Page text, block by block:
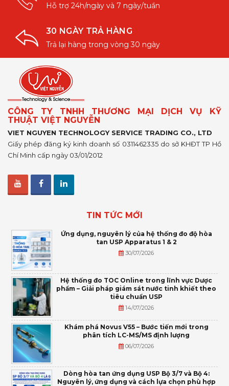
Hỗ trợ 24h/ngày và 7 ngày/tuần
30 NGÀY TRẢ HÀNG
Trả lại hàng trong vòng 30 ngày
CÔNG TY TNHH THƯƠNG MẠI DỊCH VỤ KỸ
THUẬT VIỆT NGUYỄN
VIET NGUYEN TECHNOLOGY SERVICE TRADING CO., LTD
Giấy phép đăng ký kinh doanh số 0311462335 do sở KHĐT TP Hồ
Chí Minh cấp ngày 03/01/2012
TIN TỨC MỚI
Ứng dụng, nguyên lý của hệ thống đo độ hòa
tan USP Apparatus 1 & 2
30/07/2026
Hệ thống đo TOC Online trong lĩnh vực Dược
phẩm – Giải pháp giám sát nước tinh khiết theo
tiêu chuẩn USP
14/07/2026
Khám phá Novus V55 – Bước tiến mới trong
phân tích LC-MS/MS định lượng
06/07/2026
Dòng hòa tan ứng dụng USP Bộ 3/7 và Bộ 4:
Nguyên lý, ứng dụng và cách lựa chọn phù hợp